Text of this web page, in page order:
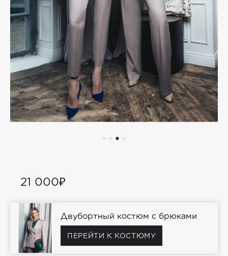
21 000₽
Двубортный костюм с брюками
ПЕРЕЙТИ К КОСТЮМУ